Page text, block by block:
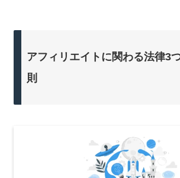
アフィリエイトに関わる法律3
則